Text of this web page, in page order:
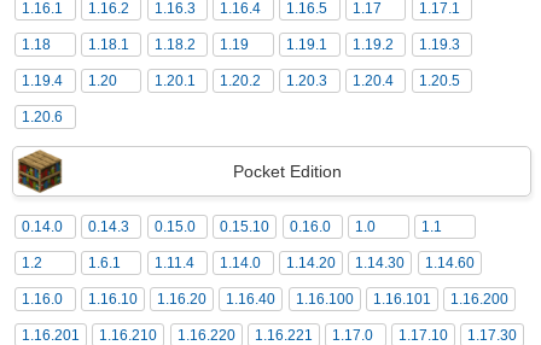
1.16.1 1.16.2 1.16.3 1.16.4 1.16.5 1.17 1.17.1
1.18 1.18.1 1.18.2 1.19 1.19.1 1.19.2 1.19.3
1.19.4 1.20 1.20.1 1.20.2 1.20.3 1.20.4 1.20.5
1.20.6
Pocket Edition
0.14.0 0.14.3 0.15.0 0.15.10 0.16.0 1.0 1.1
1.2 1.6.1 1.11.4 1.14.0 1.14.20 1.14.30 1.14.60
1.16.0 1.16.10 1.16.20 1.16.40 1.16.100 1.16.101 1.16.200
1.16.201 1.16.210 1.16.220 1.16.221 1.17.0 1.17.10 1.17.30